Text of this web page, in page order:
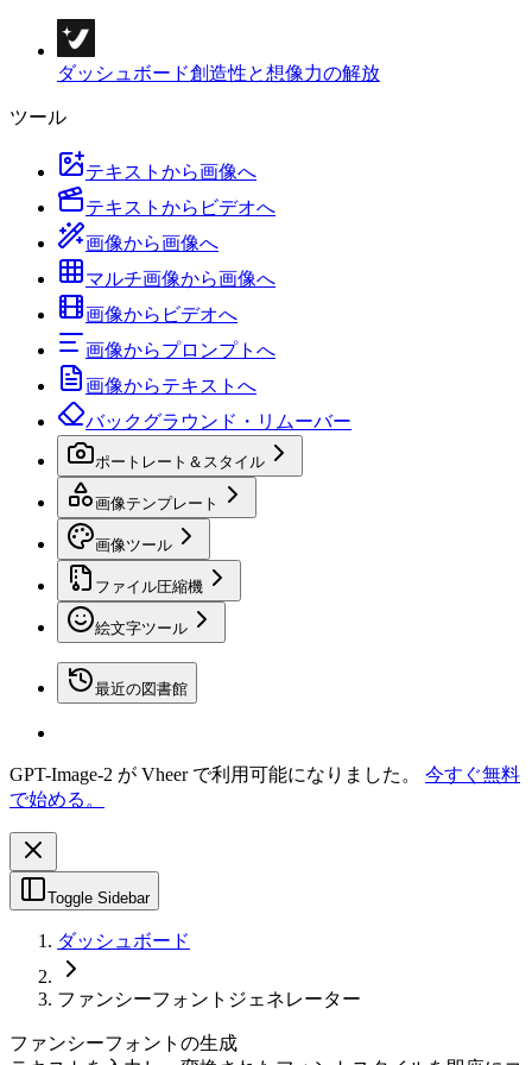
ダッシュボード創造性と想像力の解放
ツール
テキストから画像へ
テキストからビデオへ
画像から画像へ
マルチ画像から画像へ
画像からビデオへ
画像からプロンプトへ
画像からテキストへ
バックグラウンド・リムーバー
ポートレート＆スタイル
画像テンプレート
画像ツール
ファイル圧縮機
絵文字ツール
最近の図書館
GPT-Image-2 が Vheer で利用可能になりました。
今すぐ無料
で始める。
Toggle Sidebar
ダッシュボード
ファンシーフォントジェネレーター
ファンシーフォントの生成